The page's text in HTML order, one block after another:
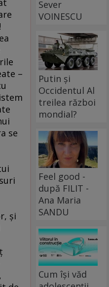
–
se
şi
Sever
VOINESCU
Putin și
Occidentul Al
treilea război
mondial?
Feel good -
după FILIT -
Ana Maria
SANDU
Cum își văd